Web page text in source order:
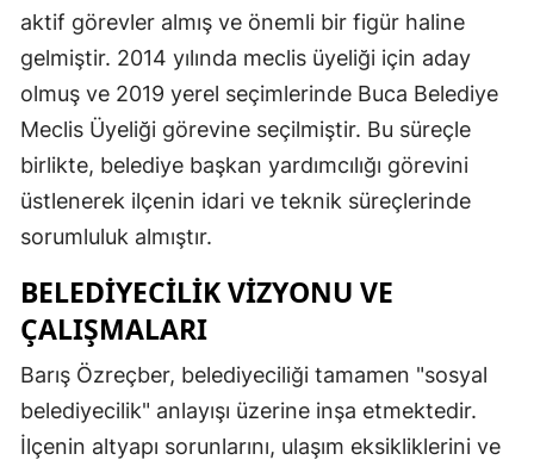
aktif görevler almış ve önemli bir figür haline
gelmiştir. 2014 yılında meclis üyeliği için aday
olmuş ve 2019 yerel seçimlerinde Buca Belediye
Meclis Üyeliği görevine seçilmiştir. Bu süreçle
birlikte, belediye başkan yardımcılığı görevini
üstlenerek ilçenin idari ve teknik süreçlerinde
sorumluluk almıştır.
BELEDIYECILIK VIZYONU VE
ÇALIŞMALARI
Barış Özreçber, belediyeciliği tamamen "sosyal
belediyecilik" anlayışı üzerine inşa etmektedir.
İlçenin altyapı sorunlarını, ulaşım eksikliklerini ve